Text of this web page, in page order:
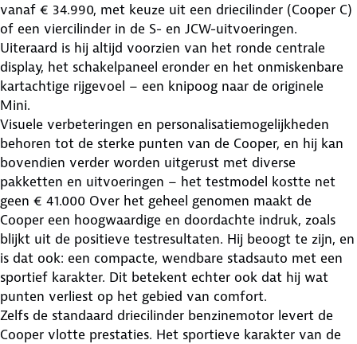
vanaf € 34.990, met keuze uit een driecilinder (Cooper C)
of een viercilinder in de S- en JCW-uitvoeringen.
Uiteraard is hij altijd voorzien van het ronde centrale
display, het schakelpaneel eronder en het onmiskenbare
kartachtige rijgevoel – een knipoog naar de originele
Mini.
Visuele verbeteringen en personalisatiemogelijkheden
behoren tot de sterke punten van de Cooper, en hij kan
bovendien verder worden uitgerust met diverse
pakketten en uitvoeringen – het testmodel kostte net
geen € 41.000 Over het geheel genomen maakt de
Cooper een hoogwaardige en doordachte indruk, zoals
blijkt uit de positieve testresultaten. Hij beoogt te zijn, en
is dat ook: een compacte, wendbare stadsauto met een
sportief karakter. Dit betekent echter ook dat hij wat
punten verliest op het gebied van comfort.
Zelfs de standaard driecilinder benzinemotor levert de
Cooper vlotte prestaties. Het sportieve karakter van de